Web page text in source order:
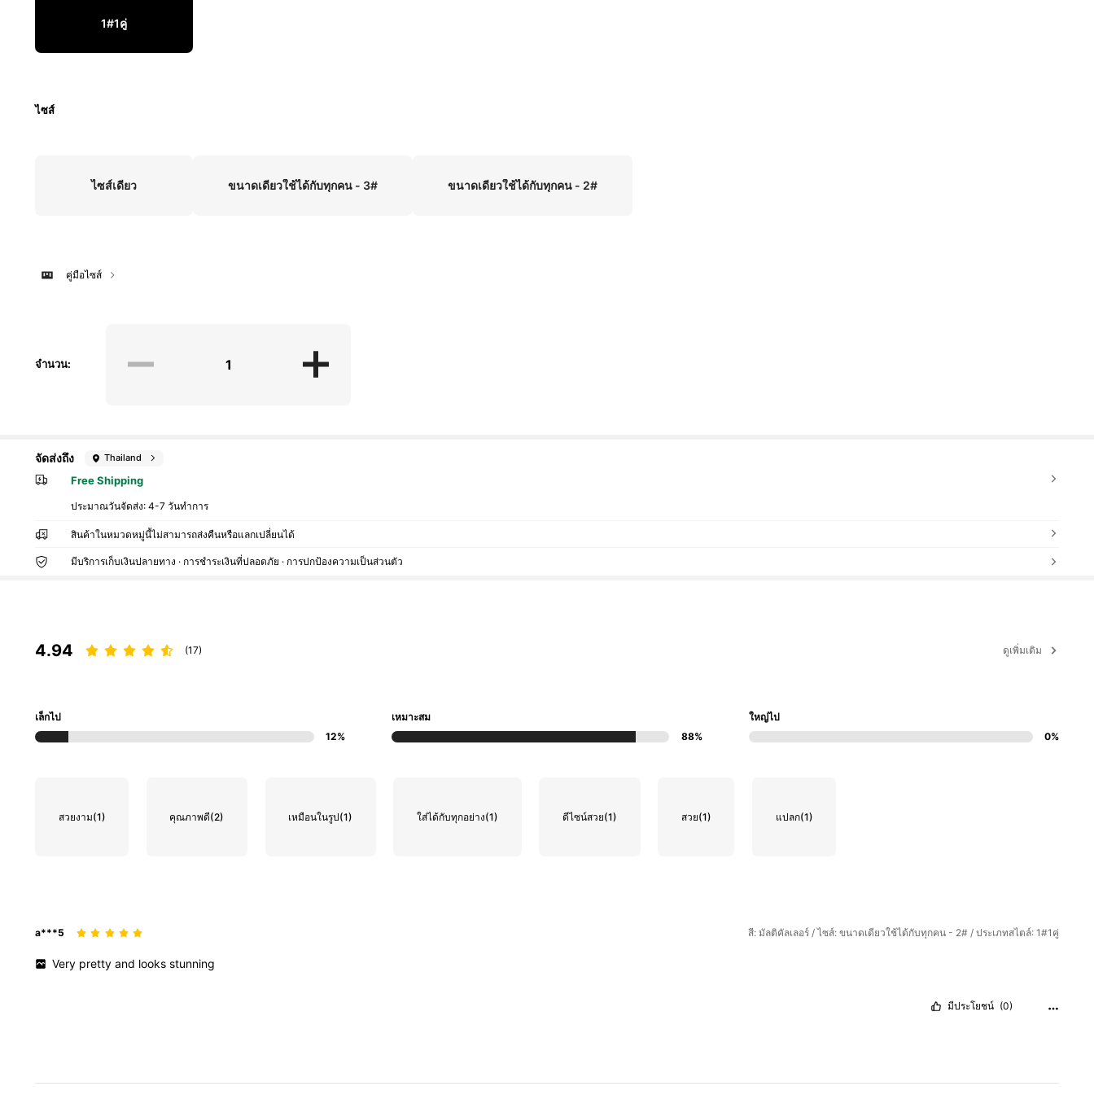
1#1คู่
ไซส์
ไซส์เดียว ขนาดเดียวใช้ได้กับทุกคน - 3# ขนาดเดียวใช้ได้กับทุกคน - 2#
คู่มือไซส์
จำนวน:
จัดส่งถึง Thailand
Free Shipping
ประมาณวันจัดส่ง:4-7 วันทำการ
สินค้าในหมวดหมู่นี้ไม่สามารถส่งคืนหรือแลกเปลี่ยนได้
มีบริการเก็บเงินปลายทาง · การชำระเงินที่ปลอดภัย · การปกป้องความเป็นส่วนตัว
4.94 (17) ดูเพิ่มเติม
เล็กไป
12%
เหมาะสม
88%
ใหญ่ไป
0%
สวยงาม(1) คุณภาพดี(2) เหมือนในรูป(1) ใส่ได้กับทุกอย่าง(1) ดีไซน์สวย(1) สวย(1) แปลก(1)
a***5 สี: มัลติคัลเลอร์ / ไซส์: ขนาดเดียวใช้ได้กับทุกคน - 2# / ประเภทสไตล์: 1#1คู่
Very prettyand looksstunning
มีประโยชน์ (0)